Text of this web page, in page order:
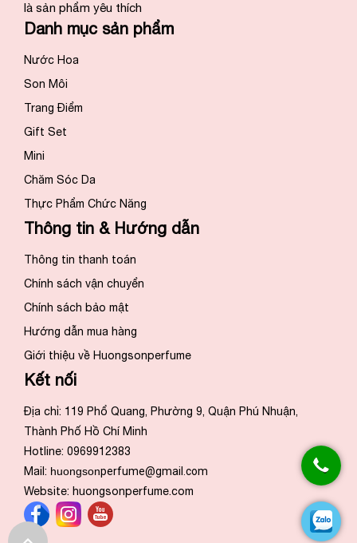
là sản phẩm yêu thích
Danh mục sản phẩm
Nước Hoa
Son Môi
Trang Điểm
Gift Set
Mini
Chăm Sóc Da
Thực Phẩm Chức Năng
Thông tin & Hướng dẫn
Thông tin thanh toán
Chính sách vận chuyển
Chính sách bảo mật
Hướng dẫn mua hàng
Giới thiệu về Huongsonperfume
Kết nối
Địa chỉ: 119 Phổ Quang, Phường 9, Quận Phú Nhuận,
Thành Phố Hồ Chí Minh
Hotline: 0969912383
Mail: huongsonperfume@gmail.com
Website: huongsonperfume.com